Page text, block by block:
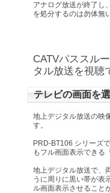
アナログ放送が終了し
を処分するのは勿体無
CATVパススル
タル放送を視聴
テレビの画面を
地上デジタル放送の映
す。
PRD-BT106 シリーズ
もフル画面表示できる
地上デジタル放送で、
うに周りに黒い帯が表
ル画面表示させること